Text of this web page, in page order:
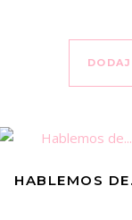
HABLEMOS